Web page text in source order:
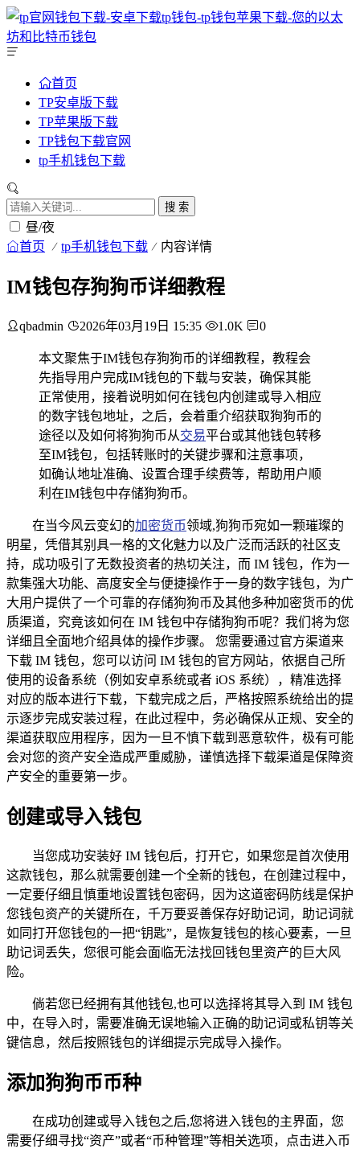
首页
TP安卓版下载
TP苹果版下载
TP钱包下载官网
tp手机钱包下载
搜 索
昼/夜
首页 tp手机钱包下载 内容详情
IM钱包存狗狗币详细教程
qbadmin 2026年03月19日 15:35 1.0K 0
本文聚焦于IM钱包存狗狗币的详细教程，教程会
先指导用户完成IM钱包的下载与安装，确保其能
正常使用，接着说明如何在钱包内创建或导入相应
的数字钱包地址，之后，会着重介绍获取狗狗币的
途径以及如何将狗狗币从交易平台或其他钱包转移
至IM钱包，包括转账时的关键步骤和注意事项，
如确认地址准确、设置合理手续费等，帮助用户顺
利在IM钱包中存储狗狗币。
在当今风云变幻的加密货币领域,狗狗币宛如一颗璀璨的
明星，凭借其别具一格的文化魅力以及广泛而活跃的社区支
持，成功吸引了无数投资者的热切关注，而 IM 钱包，作为一
款集强大功能、高度安全与便捷操作于一身的数字钱包，为广
大用户提供了一个可靠的存储狗狗币及其他多种加密货币的优
质渠道，究竟该如何在 IM 钱包中存储狗狗币呢？我们将为您
详细且全面地介绍具体的操作步骤。 您需要通过官方渠道来
下载 IM 钱包，您可以访问 IM 钱包的官方网站，依据自己所
使用的设备系统（例如安卓系统或者 iOS 系统），精准选择
对应的版本进行下载，下载完成之后，严格按照系统给出的提
示逐步完成安装过程，在此过程中，务必确保从正规、安全的
渠道获取应用程序，因为一旦不慎下载到恶意软件，极有可能
会对您的资产安全造成严重威胁，谨慎选择下载渠道是保障资
产安全的重要第一步。
创建或导入钱包
当您成功安装好 IM 钱包后，打开它，如果您是首次使用
这款钱包，那么就需要创建一个全新的钱包，在创建过程中，
一定要仔细且慎重地设置钱包密码，因为这道密码防线是保护
您钱包资产的关键所在，千万要妥善保存好助记词，助记词就
如同打开您钱包的一把“钥匙”，是恢复钱包的核心要素，一旦
助记词丢失，您很可能会面临无法找回钱包里资产的巨大风
险。
倘若您已经拥有其他钱包,也可以选择将其导入到 IM 钱包
中，在导入时，需要准确无误地输入正确的助记词或私钥等关
键信息，然后按照钱包的详细提示完成导入操作。
添加狗狗币币种
在成功创建或导入钱包之后,您将进入钱包的主界面，您
需要仔细寻找“资产”或者“币种管理”等相关选项，点击进入币